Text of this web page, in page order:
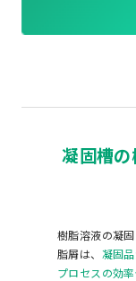
凝固槽
樹脂溶液の凝
脂屑は、 凝固
プロセスの効